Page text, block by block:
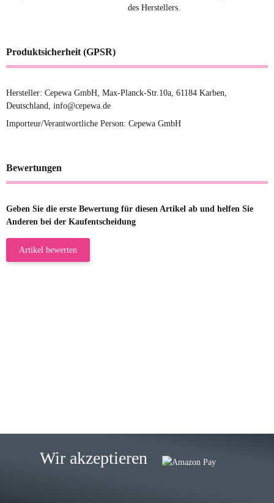
des Herstellers.
Produktsicherheit (GPSR)
Hersteller: Cepewa GmbH, Max-Planck-Str.10a, 61184 Karben,
Deutschland, info@cepewa.de
Importeur/Verantwortliche Person: Cepewa GmbH
Bewertungen
Geben Sie die erste Bewertung für diesen Artikel ab und helfen Sie
Anderen bei der Kaufentscheidung
Artikel bewerten
Lieferung, man kann bedenkenlos
Wir akzeptieren